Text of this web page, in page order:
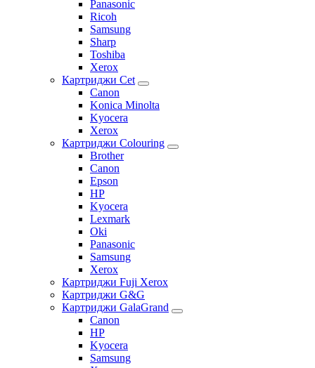
Panasonic
Ricoh
Samsung
Sharp
Toshiba
Xerox
Картриджи Cet
Canon
Konica Minolta
Kyocera
Xerox
Картриджи Colouring
Brother
Canon
Epson
HP
Kyocera
Lexmark
Oki
Panasonic
Samsung
Xerox
Картриджи Fuji Xerox
Картриджи G&G
Картриджи GalaGrand
Canon
HP
Kyocera
Samsung